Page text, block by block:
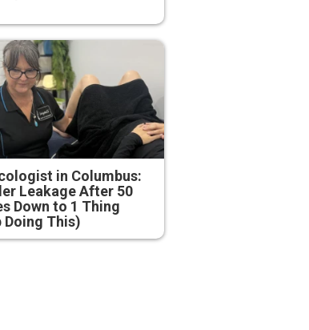
in Columbus:
Leakage After 50
Down to 1 Thing
Doing This)